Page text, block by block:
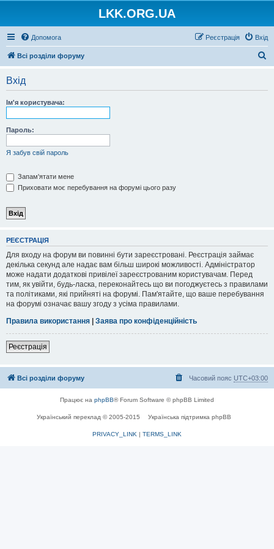
LKK.ORG.UA
Допомога Вхід
Реєстрація
Всі розділи форуму
Вхід
Ім'я користувача:
Пароль:
Я забув свій пароль
Запам'ятати мене
Приховати моє перебування на форумі цього разу
РЕЄСТРАЦІЯ
Для входу на форум ви повинні бути зареєстровані. Реєстрація займає
декілька секунд але надає вам більш широкі можливості. Адміністратор
може надати додаткові привілеї зареєстрованим користувачам. Перед
тим, як увійти, будь-ласка, переконайтесь що ви погоджуєтесь з правилами
та політиками, які прийняті на форумі. Пам'ятайте, що ваше перебування
на форумі означає вашу згоду з усіма правилами.
Правила використання | Заява про конфіденційність
Реєстрація
Всі розділи форуму Часовий пояс UTC+03:00
Працює на phpBB® Forum Software © phpBB Limited
Український переклад © 2005-2015 Українська підтримка phpBB
PRIVACY_LINK | TERMS_LINK